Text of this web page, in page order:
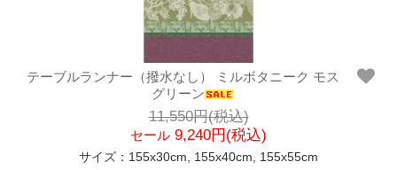
テーブルランナー（撥水なし） ミルボタニーク モス
グリーン
11,550円(税込)
セール 9,240円(税込)
サイズ：155x30cm, 155x40cm, 155x55cm